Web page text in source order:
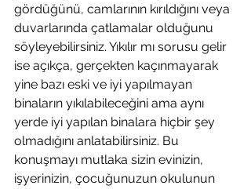
gördüğünü, camlarının kırıldığını veya
duvarlarında çatlamalar olduğunu
söyleyebilirsiniz. Yıkılır mı sorusu gelir
ise açıkça, gerçekten kaçınmayarak
yine bazı eski ve iyi yapılmayan
binaların yıkılabileceğini ama aynı
yerde iyi yapılan binalara hiçbir şey
olmadığını anlatabilirsiniz. Bu
konuşmayı mutlaka sizin evinizin,
işyerinizin, çocuğunuzun okulunun